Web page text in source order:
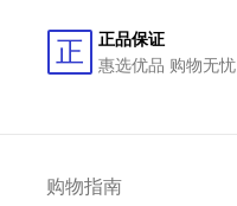
正
正品保证
惠选优品 购物无忧
购物指南